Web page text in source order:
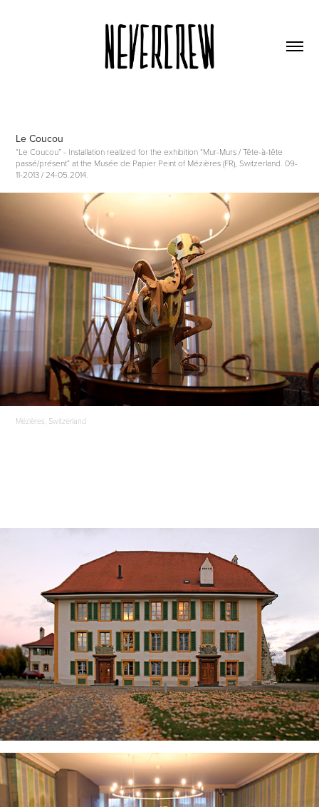
Le Coucou
“Le Coucou” - Installation realized for the exhibition “Mur-Murs / Tête-à-tête
passé/présent” at the Musée de Papier Peint of Mézières (FR), Switzerland. 09-
11-2013 / 24-05.2014.
Mézières, Switzerland